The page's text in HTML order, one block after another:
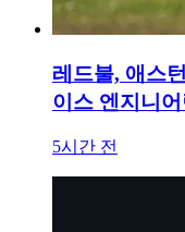
레드불, 애스
이스 엔지니
5시간 전